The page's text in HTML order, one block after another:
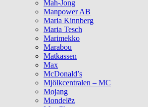
Mah-Jong
Manpower AB
Maria Kinnberg
Maria Tesch
Marimekko
Marabou
Matkassen
Max
McDonald’s
Mjölkcentralen – MC
Mojang
Mondelēz